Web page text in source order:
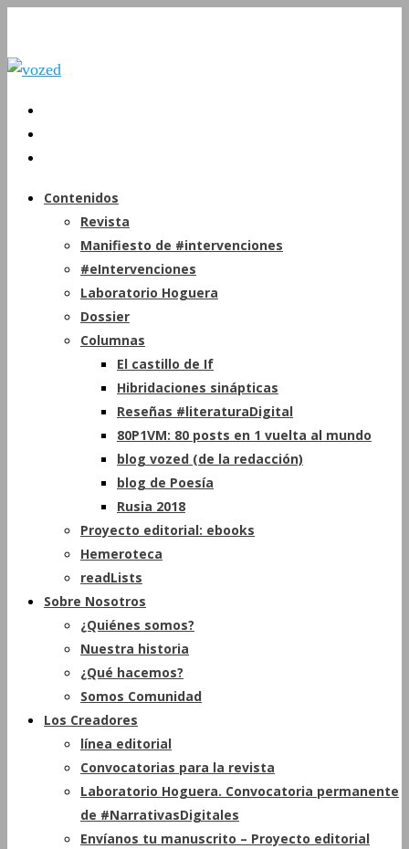
Contenidos
Revista
Manifiesto de #intervenciones
#eIntervenciones
Laboratorio Hoguera
Dossier
Columnas
El castillo de If
Hibridaciones sinápticas
Reseñas #literaturaDigital
80P1VM: 80 posts en 1 vuelta al mundo
blog vozed (de la redacción)
blog de Poesía
Rusia 2018
Proyecto editorial: ebooks
Hemeroteca
readLists
Sobre Nosotros
¿Quiénes somos?
Nuestra historia
¿Qué hacemos?
Somos Comunidad
Los Creadores
línea editorial
Convocatorias para la revista
Laboratorio Hoguera. Convocatoria permanente
de #NarrativasDigitales
Envíanos tu manuscrito – Proyecto editorial